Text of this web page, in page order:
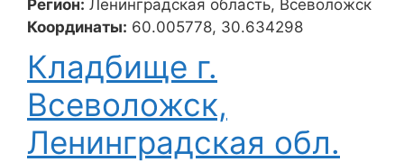
Регион: Ленинградская область, Всеволожск
Координаты: 60.005778, 30.634298
Кладбище г.
Всеволожск,
Ленинградская обл.